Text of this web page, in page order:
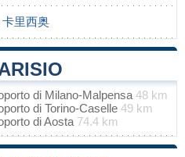
卡里西奥
di Milano-Malpensa 48 km
di Torino-Caselle 49 km
di Aosta 74.4 km